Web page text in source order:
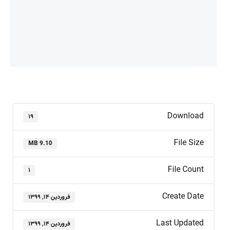
Download ۱۹
File Size
9.10 MB
File Count ۱
Create Date فروردین ۱۴, ۱۳۹۹
Last Updated فروردین ۱۴, ۱۳۹۹